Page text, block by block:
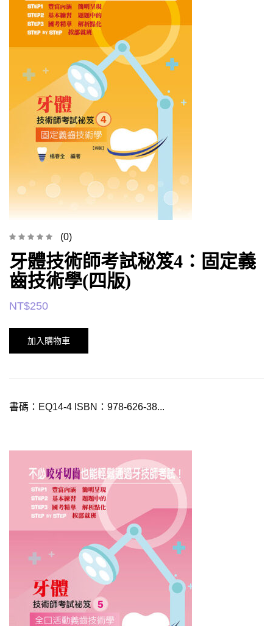
(0)
牙體技術師考試秘笈4：固定義
齒技術學(四版)
NT$250
加入購物車
書碼：EQ14-4 ISBN：978-626-38...